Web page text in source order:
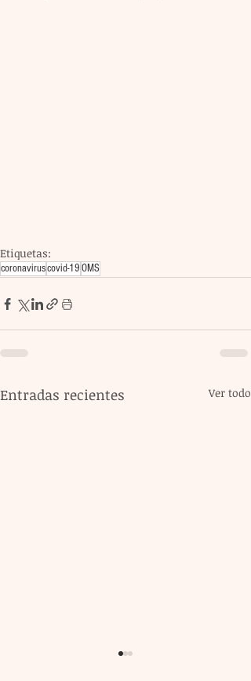
Etiquetas:
coronaviruscovid-19OMS
Entradas recientes Ver todo